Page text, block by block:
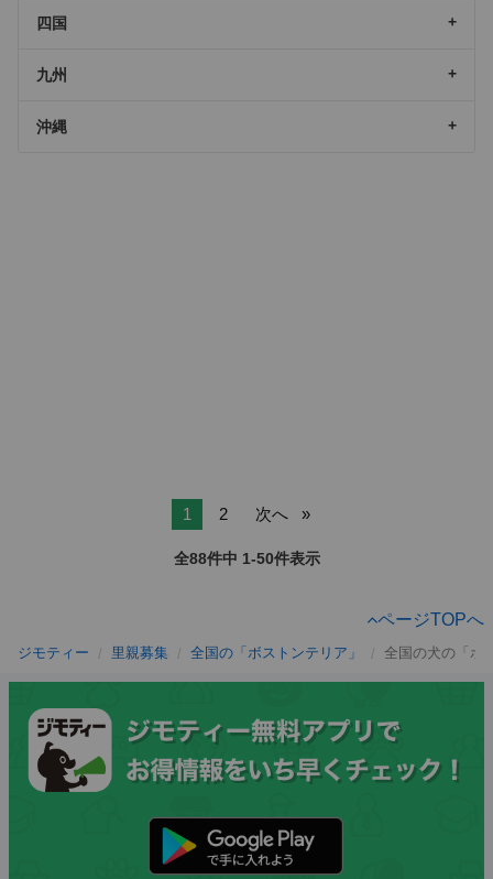
四国
九州
沖縄
1 2 次へ
全88件中 1-50件表示
ページTOPへ
ジモティー 里親募集 全国の「ボストンテリア」 全国の犬の「ボ